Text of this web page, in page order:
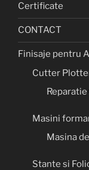
Certificate
CONTACT
Finisaje pentru
Cutter
Masini
Masina
Stante si